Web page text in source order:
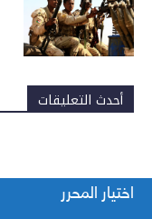
أحدث التعليقات
اختيار المحرر